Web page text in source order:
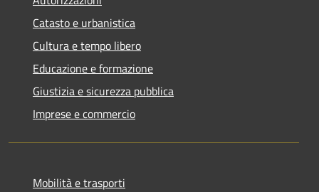
Catasto e urbanistica
Cultura e tempo libero
Educazione e formazione
Giustizia e sicurezza pubblica
Imprese e commercio
Mobilità e trasporti